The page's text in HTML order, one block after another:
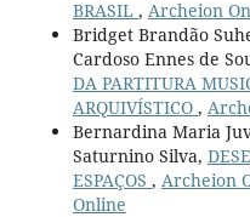
BRASIL , Archeion
Bridget Brandão
Cardoso Ennes de
DA PARTITURA
ARQUIVÍSTICO ,
Bernardina Maria
Saturnino Silva,
ESPAÇOS , Archeion
Online